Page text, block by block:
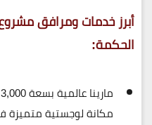
أبرز خدمات ومرافق
الحكمة:
مارينا عالمية
مكانة لوجستية